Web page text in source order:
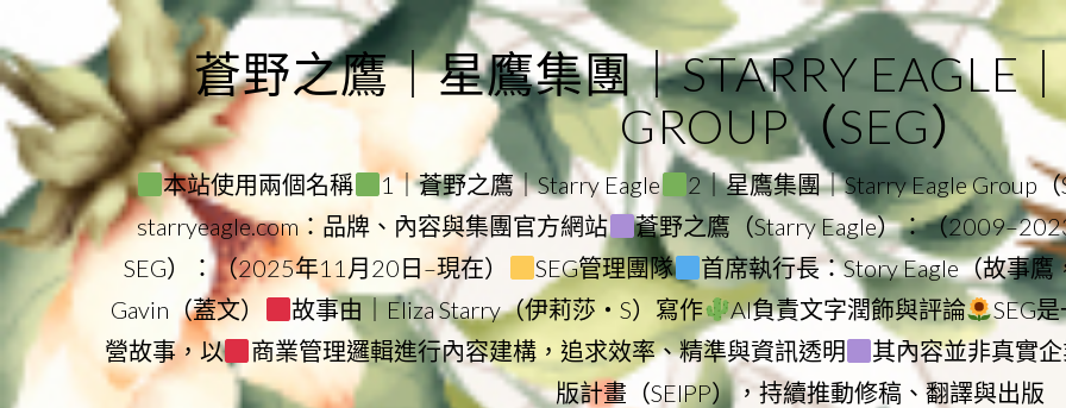
to
content
蒼野之鷹｜星鷹集團｜STARRY EAGLE
GROUP（SEG）
本站使用兩個名稱 1｜蒼野之鷹｜Starry Eagle 2｜星鷹集團｜Starry Eagle Group（
starryeagle.com：品牌、內容與集團官方網站
蒼野之鷹（Starry Eagle）：（
SEG）：（2025年11月20日–現在）
SEG管理團隊 首席執行長：Story Eagle（故事鷹
Gavin（蓋文）
故事由｜Eliza Starry（伊莉莎・S）寫作 AI負責文字潤飾與評論
SEG
營故事，以
商業管理邏輯進行內容建構，追求效率、精準與資訊透明 其內容並非真實
版計畫（SEIPP），持續推動修稿、翻譯與出版